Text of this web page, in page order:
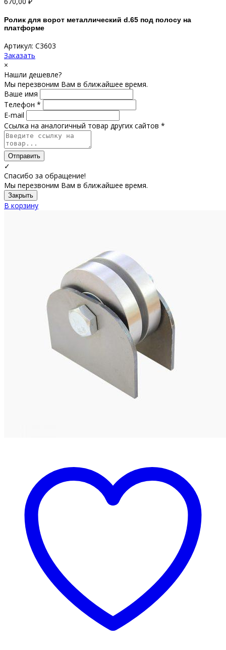
Ролик для ворот металлический d.65 под полосу на
платформе
Артикул: С3603
Заказать
×
Нашли дешевле?
Мы перезвоним Вам в ближайшее время.
Ваше имя
Телефон *
E-mail
Ссылка на аналогичный товар других сайтов *
Отправить
✓
Спасибо за обращение!
Мы перезвоним Вам в ближайшее время.
Закрыть
В корзину